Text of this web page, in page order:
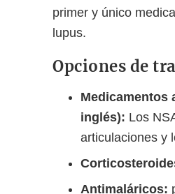
primer y único
lupus.
Opciones de
Medicamentos
inglés): Los
articulaciones y
Antimaláricos: